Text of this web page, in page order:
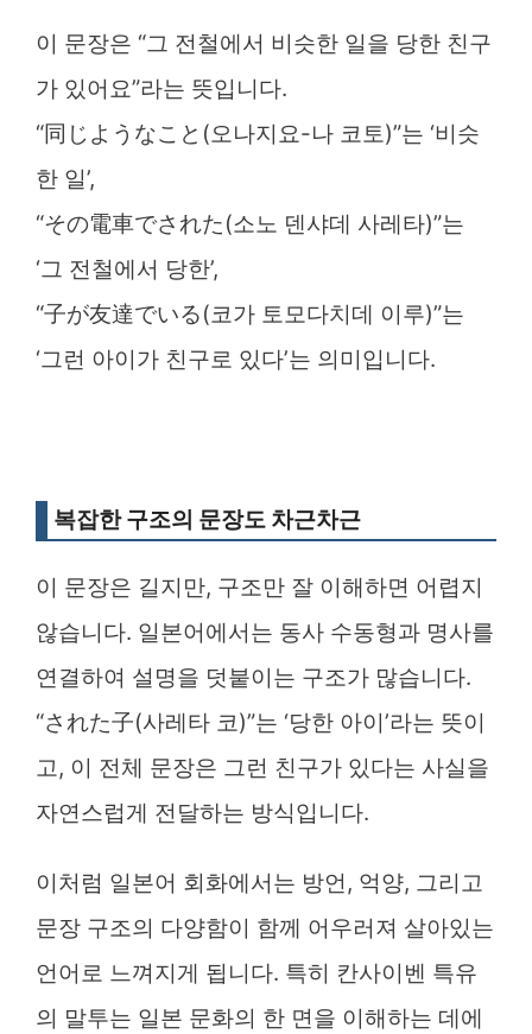
이 문장은 “그 전철에서 비슷한 일을 당한 친구
가 있어요”라는 뜻입니다.
“同じようなこと(오나지요-나 코토)”는 ‘비슷
한 일’,
“その電車でされた(소노 덴샤데 사레타)”는
‘그 전철에서 당한’,
“子が友達でいる(코가 토모다치데 이루)”는
‘그런 아이가 친구로 있다’는 의미입니다.
복잡한 구조의 문장도 차근차근
이 문장은 길지만, 구조만 잘 이해하면 어렵지
않습니다. 일본어에서는 동사 수동형과 명사를
연결하여 설명을 덧붙이는 구조가 많습니다.
“された子(사레타 코)”는 ‘당한 아이’라는 뜻이
고, 이 전체 문장은 그런 친구가 있다는 사실을
자연스럽게 전달하는 방식입니다.
이처럼 일본어 회화에서는 방언, 억양, 그리고
문장 구조의 다양함이 함께 어우러져 살아있는
언어로 느껴지게 됩니다. 특히 칸사이벤 특유
의 말투는 일본 문화의 한 면을 이해하는 데에